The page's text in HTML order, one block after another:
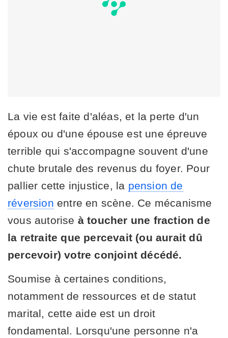
La vie est faite d'aléas, et la perte d'un
époux ou d'une épouse est une épreuve
terrible qui s'accompagne souvent d'une
chute brutale des revenus du foyer. Pour
pallier cette injustice, la pension de
réversion entre en scène. Ce mécanisme
vous autorise à toucher une fraction de
la retraite que percevait (ou aurait dû
percevoir) votre conjoint décédé.
Soumise à certaines conditions,
notamment de ressources et de statut
marital, cette aide est un droit
fondamental. Lorsqu'une personne n'a